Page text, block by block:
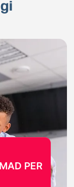
PER